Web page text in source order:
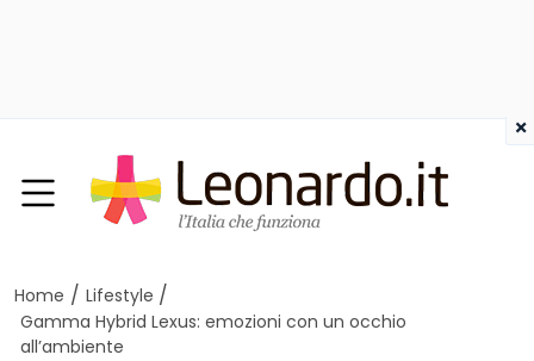
Home / Lifestyle /
Gamma Hybrid Lexus: emozioni con un occhio
all’ambiente
×